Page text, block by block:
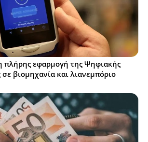
πλήρης εφαρμογή της Ψηφιακής
σε βιομηχανία και λιανεμπόριο